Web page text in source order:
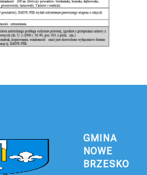
GMINA
NOWE
BRZESKO